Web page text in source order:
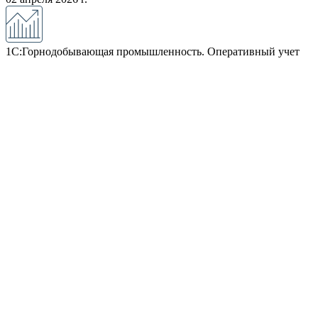
1С:Горнодобывающая промышленность. Оперативный учет